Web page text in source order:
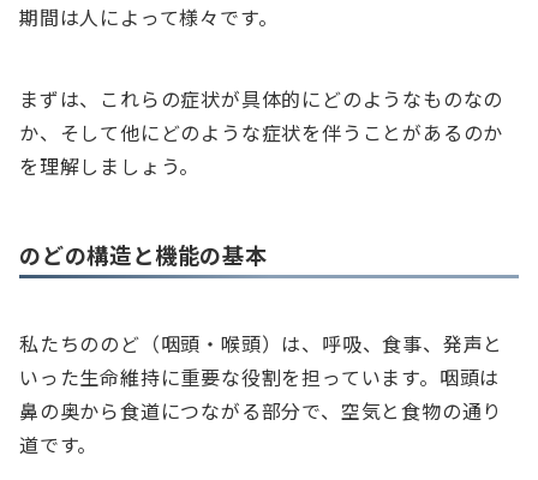
期間は人によって様々です。
まずは、これらの症状が具体的にどのようなものなの
か、そして他にどのような症状を伴うことがあるのか
を理解しましょう。
のどの構造と機能の基本
私たちののど（咽頭・喉頭）は、呼吸、食事、発声と
いった生命維持に重要な役割を担っています。咽頭は
鼻の奥から食道につながる部分で、空気と食物の通り
道です。